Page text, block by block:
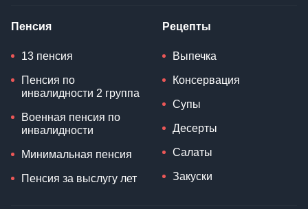
Пенсия
13 пенсия
Пенсия по
инвалидности 2 группа
Военная пенсия по
инвалидности
Минимальная пенсия
Пенсия за выслугу лет
Рецепты
Выпечка
Консервация
Супы
Десерты
Салаты
Закуски